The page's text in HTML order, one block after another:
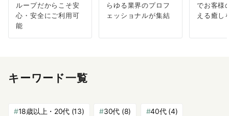
ループだからこそ安
心・安全にご利用可
能
らゆる業界のプロフ
ェッショナルが集結
でお客様
える癒し
キーワード一覧
18歳以上・20代 (13) 30代 (8) 40代(4)